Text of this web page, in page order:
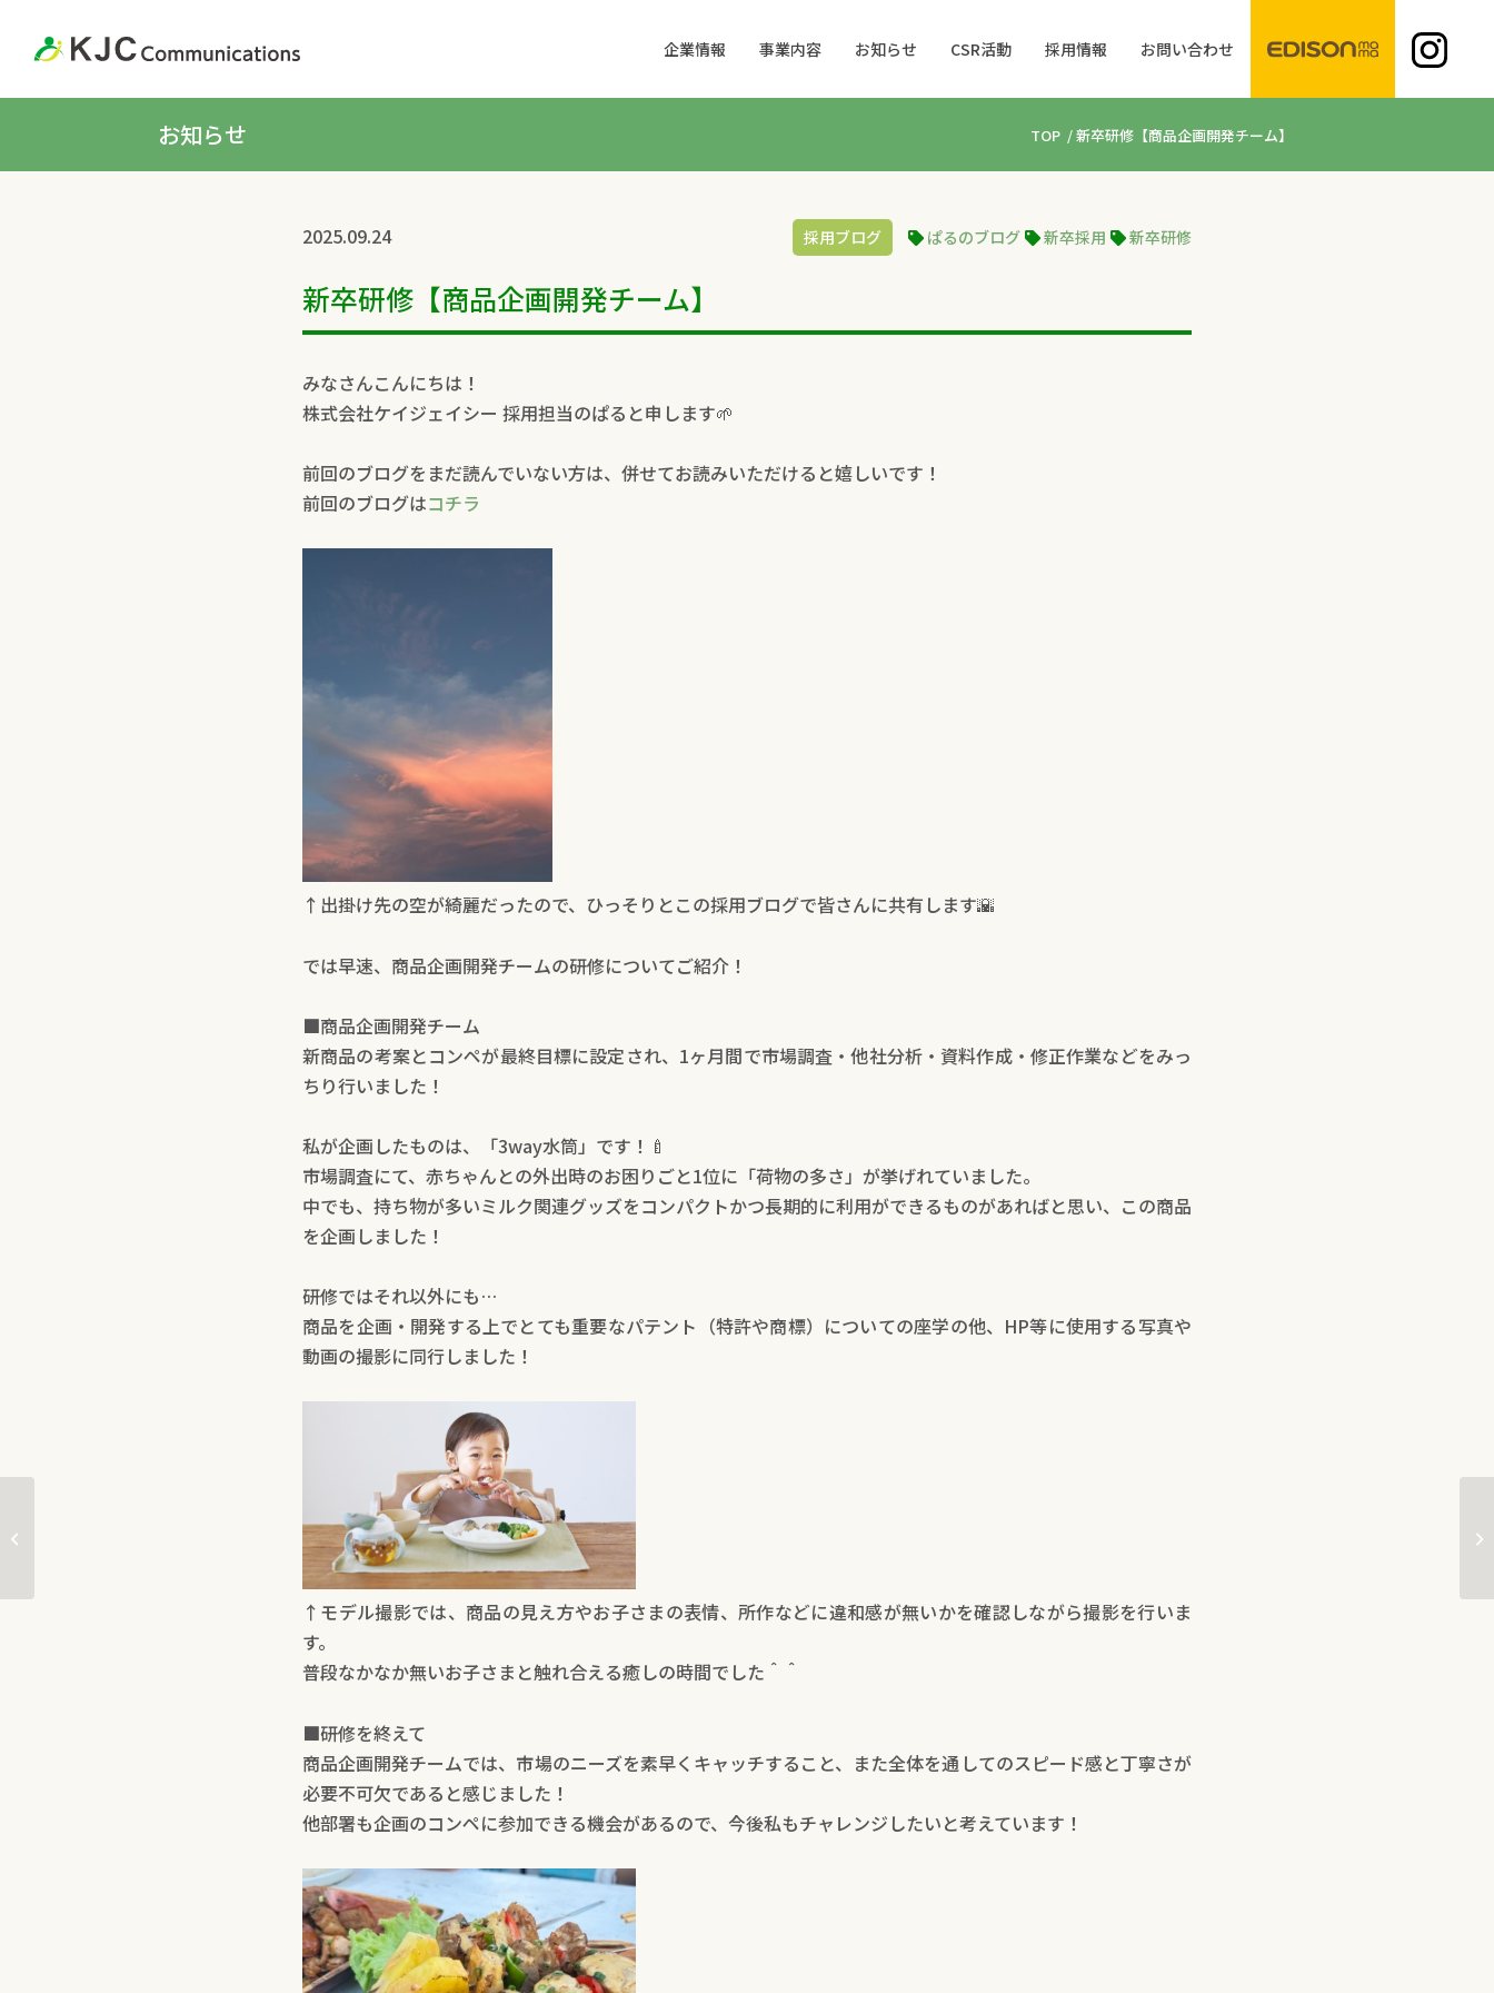
企業情報 事業内容 お知らせ CSR活動 採用情報 お問い合わせ
お知らせ TOP /新卒研修【商品企画開発チーム】
2025.09.24 採用ブログ ぱるのブログ 新卒採用 新卒研修
新卒研修【商品企画開発チーム】
みなさんこんにちは！
株式会社ケイジェイシー 採用担当のぱると申します🌱
前回のブログをまだ読んでいない方は、併せてお読みいただけると嬉しいです！
前回のブログはコチラ
↑出掛け先の空が綺麗だったので、ひっそりとこの採用ブログで皆さんに共有します🌇
では早速、商品企画開発チームの研修についてご紹介！
■商品企画開発チーム
新商品の考案とコンペが最終目標に設定され、1ヶ月間で市場調査・他社分析・資料作成・修正作業などをみっ
ちり行いました！
私が企画したものは、「3way水筒」です！🍼
市場調査にて、赤ちゃんとの外出時のお困りごと1位に「荷物の多さ」が挙げれていました。
中でも、持ち物が多いミルク関連グッズをコンパクトかつ長期的に利用ができるものがあればと思い、この商品
を企画しました！
研修ではそれ以外にも…
商品を企画・開発する上でとても重要なパテント（特許や商標）についての座学の他、HP等に使用する写真や
動画の撮影に同行しました！
↑モデル撮影では、商品の見え方やお子さまの表情、所作などに違和感が無いかを確認しながら撮影を行いま
す。
普段なかなか無いお子さまと触れ合える癒しの時間でした＾＾
■研修を終えて
商品企画開発チームでは、市場のニーズを素早くキャッチすること、また全体を通してのスピード感と丁寧さが
必要不可欠であると感じました！
他部署も企画のコンペに参加できる機会があるので、今後私もチャレンジしたいと考えています！